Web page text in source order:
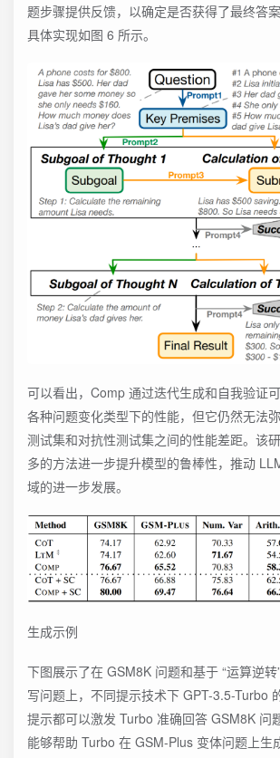
题步骤提供反馈，以确定是否获得了最终答
具体实现如图 6 所示。
可以看出，Comp 通过迭代生成和自我验证
各种问题变化类型下的性能，但它仍然无法
测试集和对抗性测试集之间的性能差距。该
多的方法进一步提升模型的鲁棒性，推动
域的进一步发展。
生成示例
下图展示了在 GSM8K 问题和基于 “运算逆
写问题上，不同提示技术下 GPT-3.5-Turbo
提示都可以激发 Turbo 准确回答 GSM8K 问
能够帮助 Turbo 在 GSM-Plus 变体问题上生